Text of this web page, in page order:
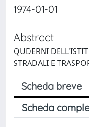
1974-01-01
Abstract
QUDERNI
STRADALI E
Scheda breve
Scheda